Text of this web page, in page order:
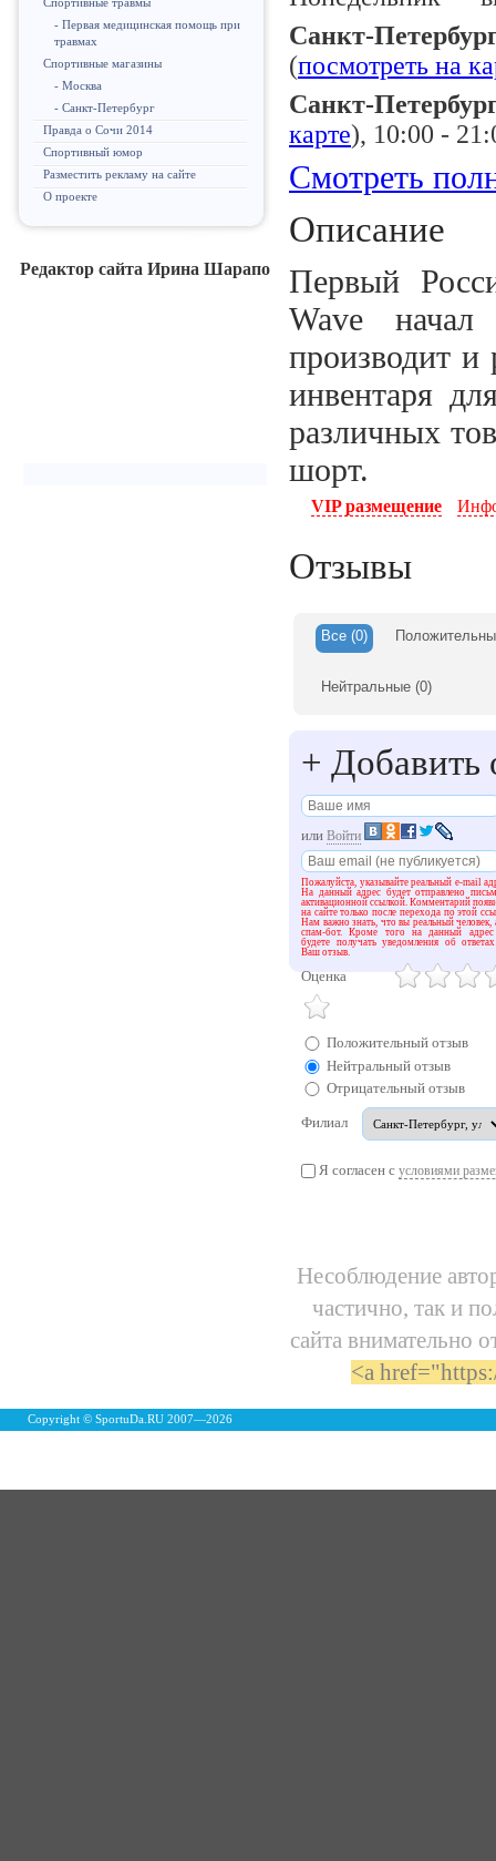
- Первая медицинская помощь при
травмах
Спортивные магазины
- Москва
- Санкт-Петербург
Правда о Сочи 2014
Спортивный юмор
Разместить рекламу на сайте
О проекте
Редактор сайта Ирина Шарапо
Санкт-
(посмотреть на
Санкт-
карте), 10:00 -
Смотреть
Описание
Первый
Wave
производит и
инвентаря
различных
шорт.
VIP размещение
Отзывы
Все (0)
Нейтральные(0)
+ Добавить
или Войти
Пожалуйста, указывайте реальный e-mail
На данный адрес будет отправлено
активационной ссылкой. Комментарий
на сайте только после перехода по этой
Нам важно знать, что вы реальный человек,
спам-бот. Кроме того на данный
будете получать уведомления об
Ваш отзыв.
Оценка
Положительный отзыв
Нейтральный отзыв
Отрицательный отзыв
Филиал
Я согласен с условиями
Несоблюдение
частично, так и
сайта внимательно
<a
Copyright © SportuDa.RU 2007—2026